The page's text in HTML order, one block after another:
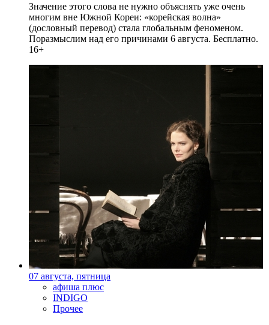
Значение этого слова не нужно объяснять уже очень
многим вне Южной Кореи: «корейская волна»
(дословный перевод) стала глобальным феноменом.
Поразмыслим над его причинами 6 августа. Бесплатно.
16+
07 августа, пятница
афиша плюс
INDIGO
Прочее